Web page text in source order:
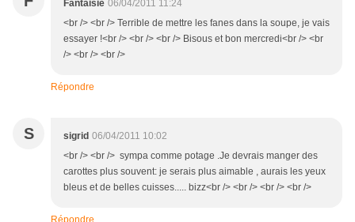
Fantaisie 06/04/2011 11:24
<br /> <br /> Terrible de mettre les fanes dans la soupe, je vais
essayer !<br /> <br /> <br /> Bisous et bon mercredi<br /> <br
/> <br /> <br />
Répondre
S sigrid 06/04/2011 10:02
<br /> <br /> sympa comme potage .Je devrais manger des
carottes plus souvent: je serais plus aimable , aurais les yeux
bleus et de belles cuisses..... bizz<br /> <br /> <br /> <br />
Répondre